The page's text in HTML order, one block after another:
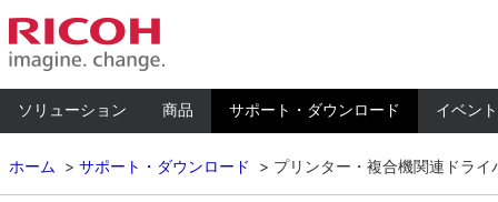
ソリューション 商品 サポート・ダウンロード イベン
ホーム サポート・ダウンロード プリンター・複合機関連ドライ